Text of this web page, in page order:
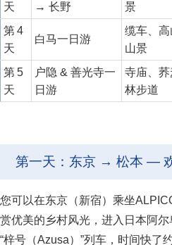
天
→ 长野
景
第 4
天
白马一日游
缆车、高
山景
第 5
天
户隐 & 善光寺一
日游
寺庙、
林步道
第一天：东京 → 松本 —
您可以在东京（新宿）乘坐
赏优美的乡村风光，进入日本阿
“梓号（Azusa）”列车，时间快了